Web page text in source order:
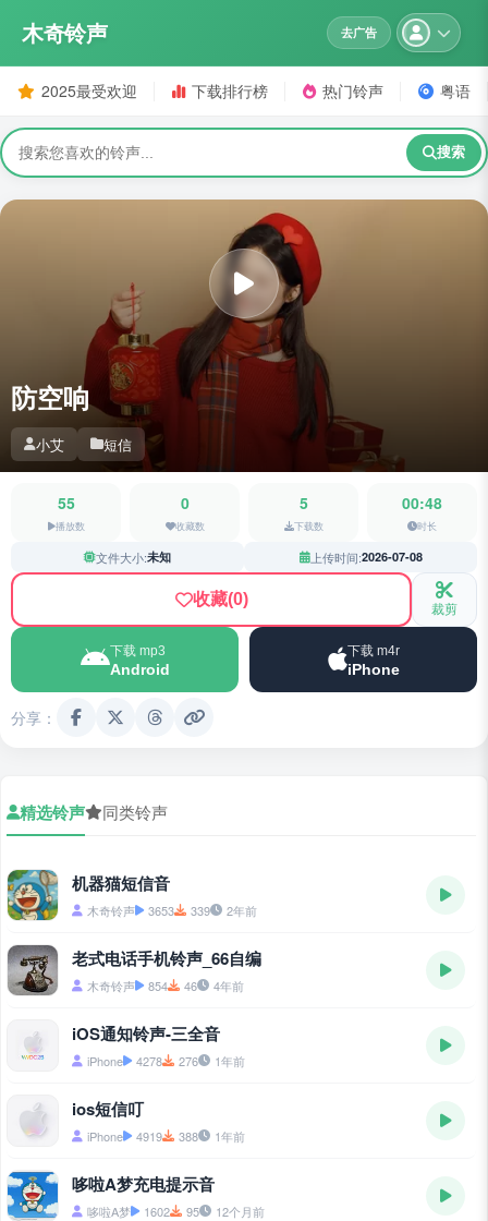
木奇铃声 去广告
2025最受欢迎 下载排行榜 热门铃声 粤语
搜索
防空响
小艾 短信
55
播放数
0
收藏数
5
下载数
00:48
时长
文件大小:未知 上传时间:2026-07-08
收藏(0) 裁剪
下载 mp3
Android
下载 m4r
iPhone
分享：
精选铃声 同类铃声
机器猫短信音
木奇铃声 3653 339 2年前
老式电话手机铃声_66自编
木奇铃声 854 46 4年前
iOS通知铃声-三全音
iPhone 4278 276 1年前
ios短信叮
iPhone 4919 388 1年前
哆啦A梦充电提示音
哆啦A梦 1602 95 12个月前